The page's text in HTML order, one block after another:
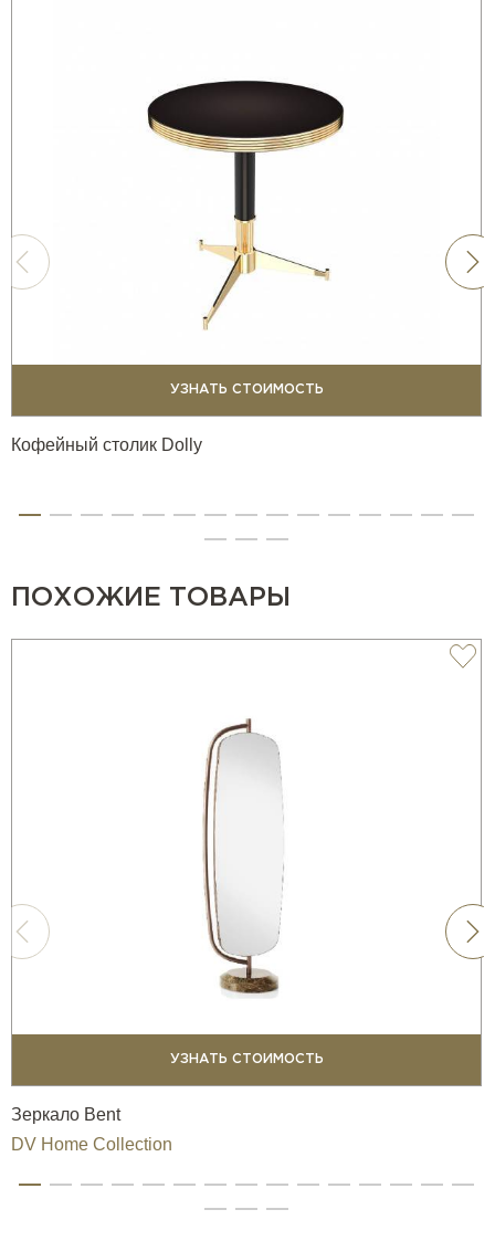
УЗНАТЬ СТОИМОСТЬ
Кофейный столик Dolly
ПОХОЖИЕ ТОВАРЫ
УЗНАТЬ СТОИМОСТЬ
Зеркало Bent
DV Home Collection